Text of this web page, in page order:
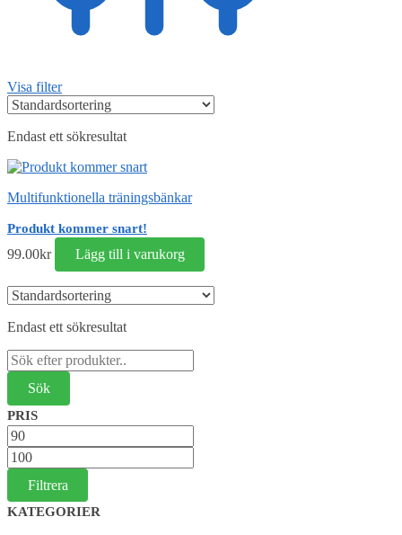
Visa filter
Endast ett sökresultat
Multifunktionella träningsbänkar
Produkt kommer snart!
99.00kr Lägg till i varukorg
Endast ett sökresultat
Sök
efter:
PRIS
Min
pris
Max
pris
Filtrera
KATEGORIER